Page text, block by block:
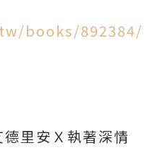
books/892384/
里安Ｘ執著深情